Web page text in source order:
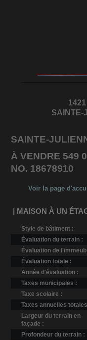
SAINTE-
SAINTE-
À VENDRE 549
NO. 18678910
Voir la page
| MAISON À UN
Style de bâtiment :
Évaluation du terrain :
Évaluation de
Évaluation totale :
Année d'évaluation :
Taxes municipales :
Taxe scolaire :
Taxes annuelles
Largeur du terrain en
façade :
Profondeur du terrain :